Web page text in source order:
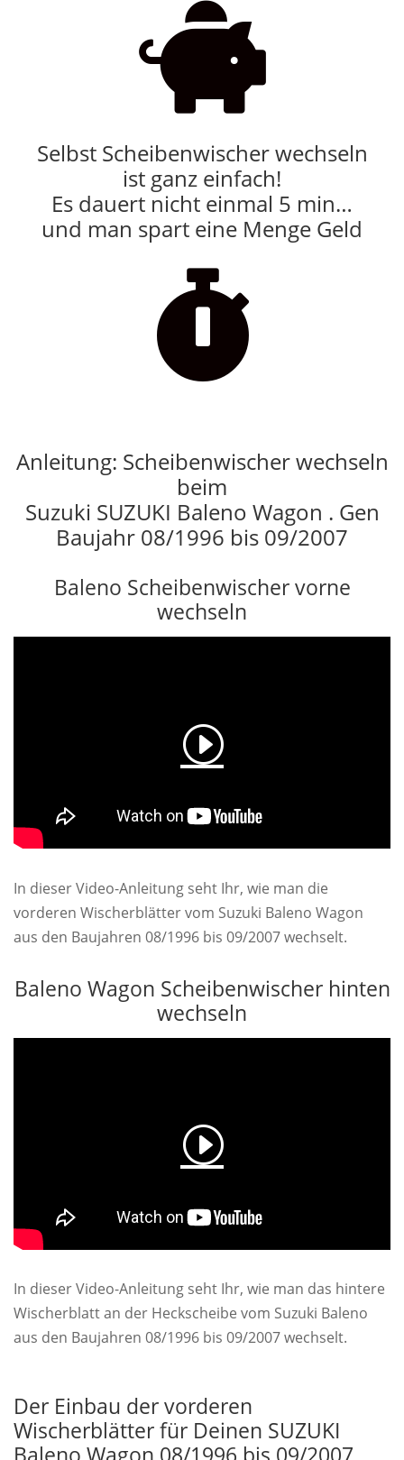

Selbst Scheibenwischer wechseln
ist ganz einfach!
Es dauert nicht einmal 5 min…
und man spart eine Menge Geld

Anleitung: Scheibenwischer wechseln
beim
Suzuki SUZUKI Baleno Wagon . Gen
Baujahr 08/1996 bis 09/2007
Baleno Scheibenwischer vorne
wechseln
In dieser Video-Anleitung seht Ihr, wie man die
vorderen Wischerblätter vom Suzuki Baleno Wagon
aus den Baujahren 08/1996 bis 09/2007 wechselt.
Baleno Wagon Scheibenwischer hinten
wechseln
In dieser Video-Anleitung seht Ihr, wie man das hintere
Wischerblatt an der Heckscheibe vom Suzuki Baleno
aus den Baujahren 08/1996 bis 09/2007 wechselt.
Der Einbau der vorderen
Wischerblätter für Deinen SUZUKI